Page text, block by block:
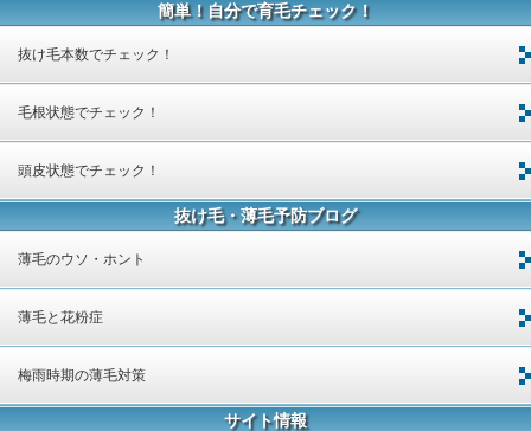
簡単！自分で育毛チェック！
抜け毛本数でチェック！
毛根状態でチェック！
頭皮状態でチェック！
抜け毛・薄毛予防ブログ
薄毛のウソ・ホント
薄毛と花粉症
梅雨時期の薄毛対策
サイト情報